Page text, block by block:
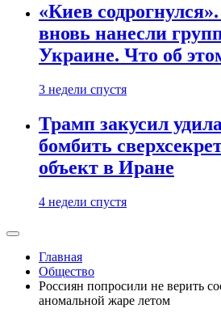
«Киев
вновь нанесли
Украине. Что об
3 недели спустя
Трамп закусил
бомбить
объект в Иране
4 недели спустя
Главная
Общество
Россиян попросили не верить
аномальной жаре летом